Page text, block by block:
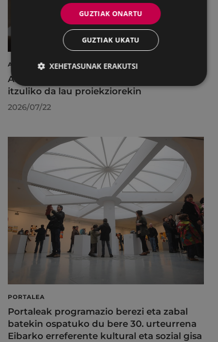
AIRE LIBREKO ZINEMA
Aire libreko abuztuko zinema Untzagara
itzuliko da lau proiekziorekin
2026/07/22
PORTALEA
Portaleak programazio berezi eta zabal
batekin ospatuko du bere 30. urteurrena
Eibarko erreferente kultural eta sozial gisa
GUZTIAK ONARTU
GUZTIAK UKATU
XEHETASUNAK ERAKUTSI